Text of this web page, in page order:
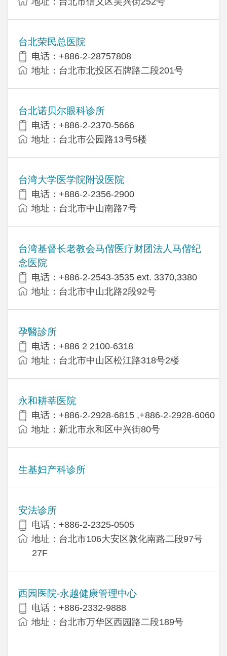
台北荣民总医院
电话：+886-2-28757808
地址：台北市北投区石牌路二段201号
台北诺贝尔眼科诊所
电话：+886-2-2370-5666
地址：台北市公园路13号5楼
台湾大学医学院附设医院
电话：+886-2-2356-2900
地址：台北市中山南路7号
台湾基督长老教会马偕医疗财团法人马偕纪
念医院
电话：+886-2-2543-3535 ext. 3370,3380
地址：台北市中山北路2段92号
孕醫診所
电话：+886 2 2100-6318
地址：台北市中山区松江路318号2楼
永和耕莘医院
电话：+886-2-2928-6815 ,+886-2-2928-6060
地址：新北市永和区中兴街80号
生基妇产科诊所
安法诊所
电话：+886-2-2325-0505
地址：台北市106大安区敦化南路二段97号
27F
西园医院-永越健康管理中心
电话：+886-2332-9888
地址：台北市万华区西园路二段189号